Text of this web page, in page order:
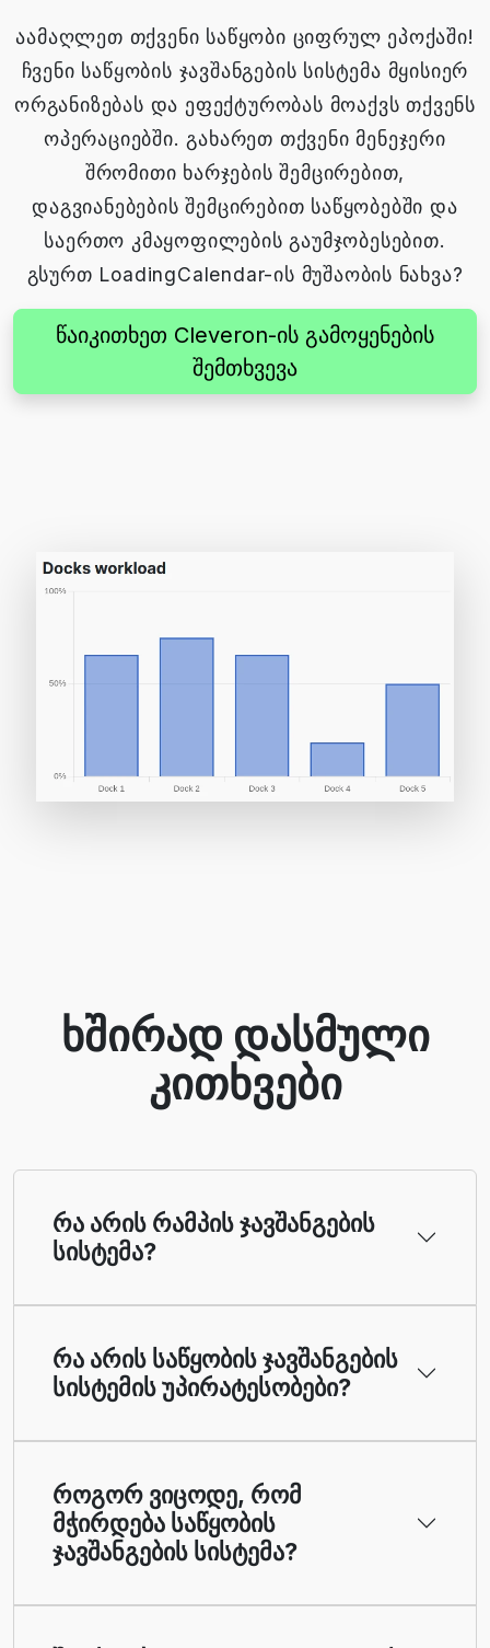
აამაღლეთ თქვენი საწყობი ციფრულ ეპოქაში!
ჩვენი საწყობის ჯავშანგების სისტემა მყისიერ
ორგანიზებას და ეფექტურობას მოაქვს თქვენს
ოპერაციებში. გახარეთ თქვენი მენეჯერი
შრომითი ხარჯების შემცირებით,
დაგვიანებების შემცირებით საწყობებში და
საერთო კმაყოფილების გაუმჯობესებით.
გსურთ LoadingCalendar-ის მუშაობის ნახვა?
წაიკითხეთ Cleveron-ის გამოყენების
შემთხვევა
ხშირად დასმული
კითხვები
რა არის რამპის ჯავშანგების
სისტემა?
რა არის საწყობის ჯავშანგების
სისტემის უპირატესობები?
როგორ ვიცოდე, რომ
მჭირდება საწყობის
ჯავშანგების სისტემა?